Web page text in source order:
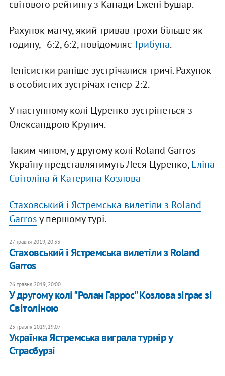
світового рейтингу з Канади Ежені Бушар.
Рахунок матчу, який тривав трохи більше як
годину, - 6:2, 6:2, повідомляєТрибуна.
Тенісистки раніше зустрічалися тричі. Рахунок
в особистих зустрічах тепер 2:2.
У наступному колі Цуренко зустрінеться з
Олександрою Крунич.
Таким чином, у другому колі Roland Garros
Україну представлятимуть Леся Цуренко,Еліна
Світоліна й Катерина Козлова
Стаховський і Ястремська вилетіли з Roland
Garrosу першому турі.
27 травня 2019, 20:33
Стаховський і Ястремська вилетіли з Roland
Garros
26 травня 2019, 20:00
У другому колі "Ролан Гаррос" Козлова зіграє зі
Світоліною
25 травня 2019, 19:07
Українка Ястремська виграла турнір у
Страсбурзі